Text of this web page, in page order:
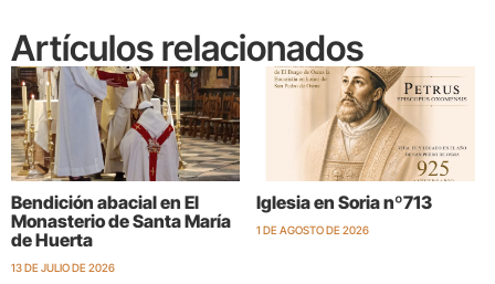
Artículos relacionados
Bendición abacial en El
Monasterio de Santa María
de Huerta
13 DE JULIO DE 2026
Iglesia en Soria nº713
1 DE AGOSTO DE 2026